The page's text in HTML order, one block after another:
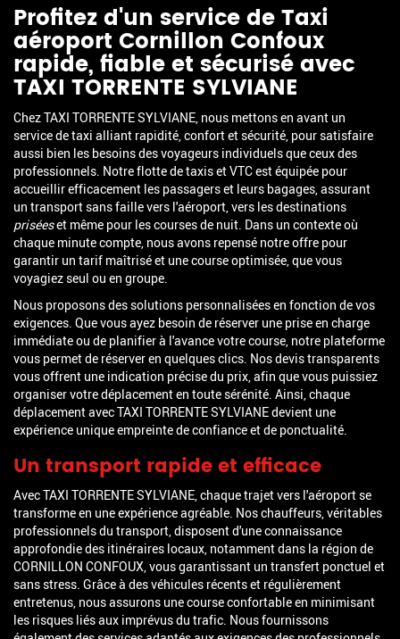
Profitez d'un service deTaxi
aéroport Cornillon Confoux
rapide, fiable et sécurisé avec
TAXI TORRENTE SYLVIANE
Chez TAXI TORRENTE SYLVIANE, nous mettons en avant un
service de taxi alliant rapidité, confort et sécurité, pour satisfaire
aussi bien les besoins des voyageurs individuels que ceux des
professionnels. Notre flotte de taxis et VTC est équipée pour
accueillir efficacement les passagers et leurs bagages, assurant
un transport sans faille vers l'aéroport, vers les destinations
priséeset même pour les courses de nuit. Dans un contexte où
chaque minute compte, nous avons repensé notre offre pour
garantir un tarif maîtrisé et une course optimisée, que vous
voyagiez seul ou en groupe.
Nous proposons des solutions personnalisées en fonction de vos
exigences. Que vous ayez besoin de réserver une prise en charge
immédiate ou de planifier à l'avance votre course, notre plateforme
vous permet de réserver en quelques clics. Nos devis transparents
vous offrent une indication précise du prix, afin que vous puissiez
organiser votre déplacement en toute sérénité. Ainsi, chaque
déplacement avec TAXI TORRENTE SYLVIANE devient une
expérience unique empreinte de confiance et de ponctualité.
Un transport rapide et efficace
Avec TAXI TORRENTE SYLVIANE, chaque trajet vers l'aéroport se
transforme en une expérience agréable. Nos chauffeurs, véritables
professionnels du transport, disposent d'une connaissance
approfondie des itinéraires locaux, notamment dans la région de
CORNILLON CONFOUX, vous garantissant un transfert ponctuel et
sans stress. Grâce à des véhicules récents et régulièrement
entretenus, nous assurons une course confortable en minimisant
les risques liés aux imprévus du trafic. Nous fournissons